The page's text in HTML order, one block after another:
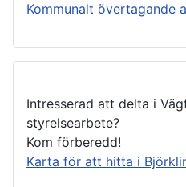
Kommunalt övertagande
Intresserad att delta i
styrelsearbete?
Kom förberedd!
Karta för att hitta i